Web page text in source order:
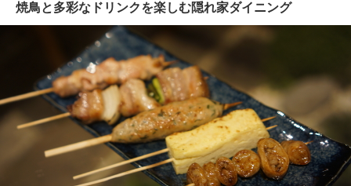
焼鳥と多彩なドリンクを楽しむ隠れ家ダイニング